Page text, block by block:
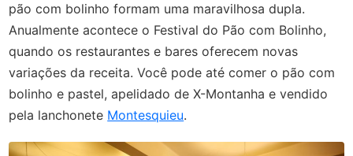
pão com bolinho formam uma maravilhosa dupla.
Anualmente acontece o Festival do Pão com Bolinho,
quando os restaurantes e bares oferecem novas
variações da receita. Você pode até comer o pão com
bolinho e pastel, apelidado de X-Montanha e vendido
pela lanchonete Montesquieu.